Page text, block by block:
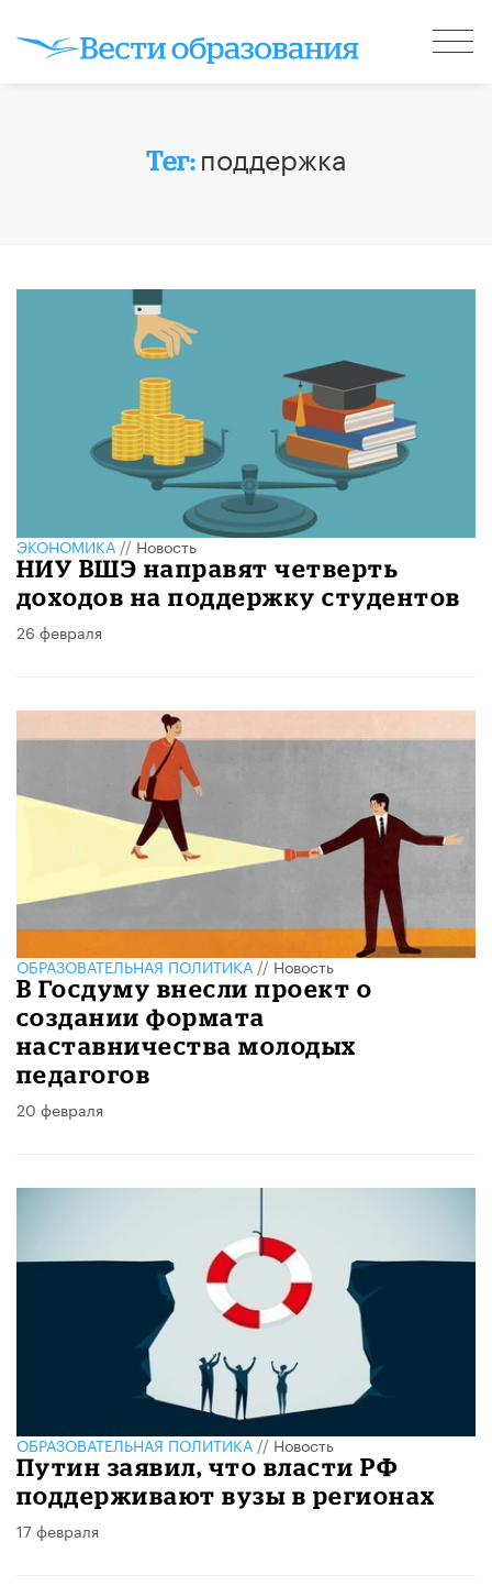
Тег: поддержка
ЭКОНОМИКА//Новость
НИУ ВШЭ направят четверть
доходов на поддержку студентов
26 февраля
ОБРАЗОВАТЕЛЬНАЯ ПОЛИТИКА//Новость
В Госдуму внесли проект о
создании формата
наставничества молодых
педагогов
20 февраля
ОБРАЗОВАТЕЛЬНАЯ ПОЛИТИКА//Новость
Путин заявил, что власти РФ
поддерживают вузы в регионах
17 февраля